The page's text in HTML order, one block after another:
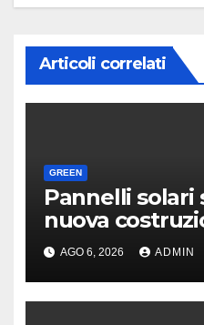
Articoli correlati
GREEN
Pannelli solari
nuova
molto più
AGO 6, 2026 ADMIN